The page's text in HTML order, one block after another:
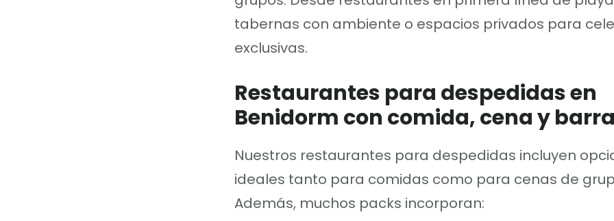
tabernas con ambiente o espacios privados para
exclusivas.
Restaurantes para despedidas en
Benidorm con comida, cena y
Nuestros restaurantes para despedidas incluyen
ideales tanto para comidas como para cenas de
Además, muchos packs incorporan: